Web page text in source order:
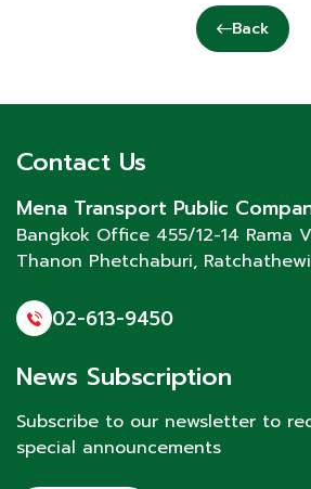
Back
Contact Us
Mena Transport Public
Bangkok Office 455/12-14 Rama
Thanon Phetchaburi,
02-613-9450
News Subscription
Subscribe to our newsletter to
special announcements